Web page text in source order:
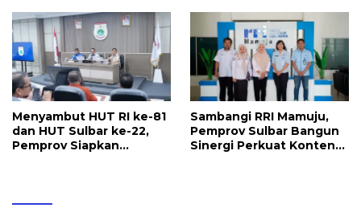
Perlindungannya
Menyambut HUT RI ke-81
dan HUT Sulbar ke-22,
Pemprov Siapkan
Sambangi RRI Mamuju,
Pemprov Sulbar Bangun
Sinergi Perkuat Konten